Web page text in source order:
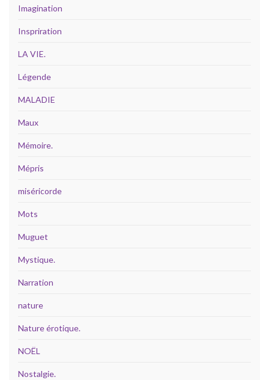
Imagination
Inspriration
LA VIE.
Légende
MALADIE
Maux
Mémoire.
Mépris
miséricorde
Mots
Muguet
Mystique.
Narration
nature
Nature érotique.
NOËL
Nostalgie.